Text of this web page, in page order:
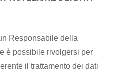
Responsabile della
è possibile rivolgersi per
il trattamento dei dati